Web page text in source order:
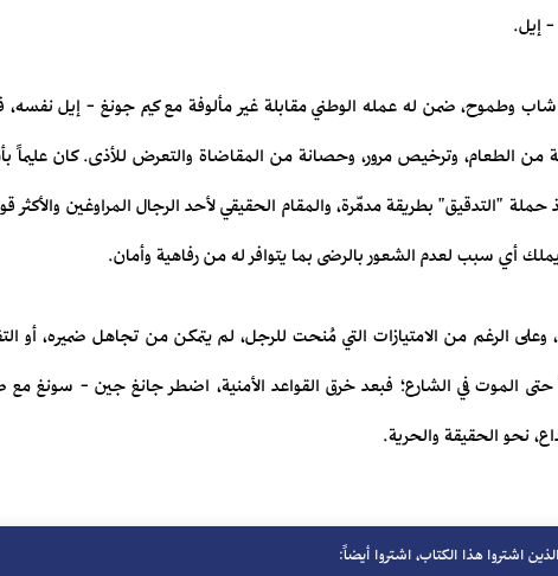
إيل.
شاب وطموح، ضمن له عمله الوطني مقابلة غير مألوفة مع كيم جونغ - إيل
الطعام، وترخيص مرور، وحصانة من المقاضاة والتعرض للأذى. كان عليماً
حملة "التدقيق" بطريقة مدمِّرة، والمقام الحقيقي لأحد الرجال المراوغين والأكثر
أي سبب لعدم الشعور بالرضى بما يتوافر له من رفاهية وأمان.
وعلى الرغم من الامتيازات التي مُنحت للرجل، لم يتمكن من تجاهل ضميره، أو
الموت في الشارع؛ فبعد خرق القواعد الأمنية، اضطر جانغ جين - سونغ مع
نحو الحقيقة والحرية.
اشتروا هذا الكتاب، اشتروا أيضاً: